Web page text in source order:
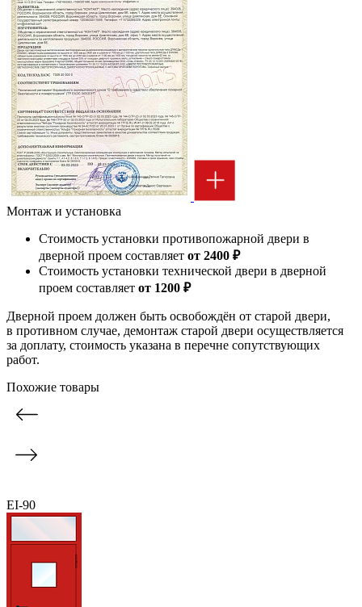
Монтаж и установка
Стоимость установки противопожарной двери в
дверной проем составляет от 2400 ₽
Стоимость установки технической двери в дверной
проем составляет от 1200 ₽
Дверной проем должен быть освобождён от старой двери,
в противном случае, демонтаж старой двери осуществляется
за доплату, стоимость указана в перечне сопутствующих
работ.
Похожие товары
EI-90